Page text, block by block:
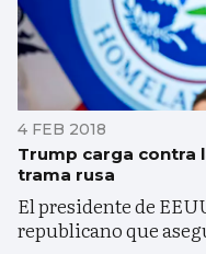
4 FEB 2018
Trump carga contra
trama rusa
El presidente de
republicano que